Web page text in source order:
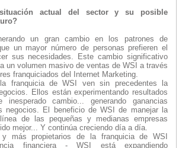
actual del sector y su posible
un gran cambio en los patrones de
un mayor número de personas prefieren el
sus necesidades. Este cambio significativo
un volumen masivo de ventas de WSI a través
franquiciados del Internet Marketing.
franquicia de WSI ven sin precedentes la
Ellos están experimentando resultados
inesperado cambio... generando ganancias
negocios. El beneficio de WSI de manejar la
de las pequeñas y medianas empresas
mejor... Y continúa creciendo día a día.
más propietarios de la franquicia de WSI
financiera - WSI está expandiendo